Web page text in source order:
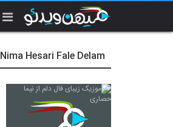
Nima Hesari Fale Delam